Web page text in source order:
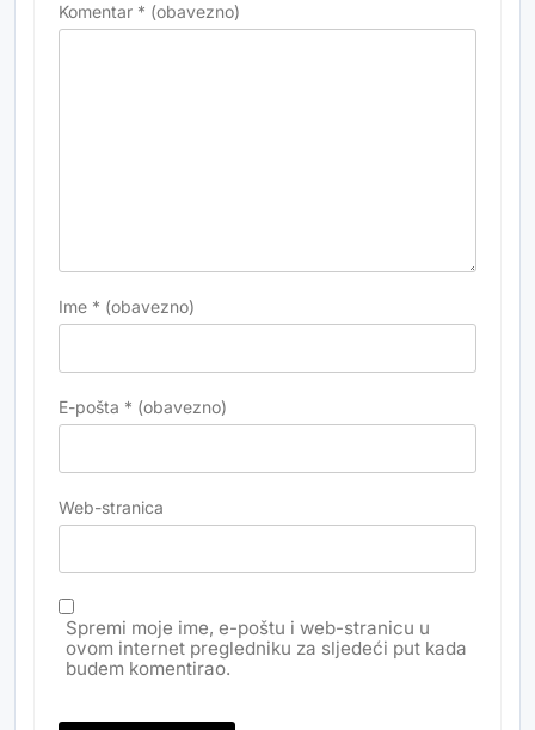
Komentar * (obavezno)
Ime * (obavezno)
E-pošta * (obavezno)
Web-stranica
Spremi moje ime, e-poštu i web-stranicu u
ovom internet pregledniku za sljedeći put kada
budem komentirao.